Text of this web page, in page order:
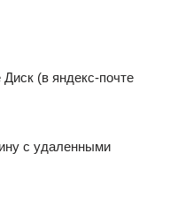
(в яндекс-почте
с удаленными